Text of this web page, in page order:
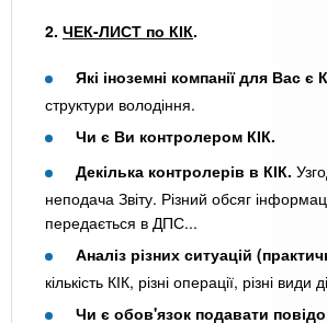
2. ЧЕК-ЛИСТ по КІК.
Які іноземні компанії для Вас є
структури володіння.
Чи є Ви контролером КІК.
Декілька контролерів в КІК.
неподача Звіту. Різний обсяг
передається в ДПС...
Аналіз різних ситуацій
кількість КІК, різні операції, різні види
Чи є обов'язок подавати